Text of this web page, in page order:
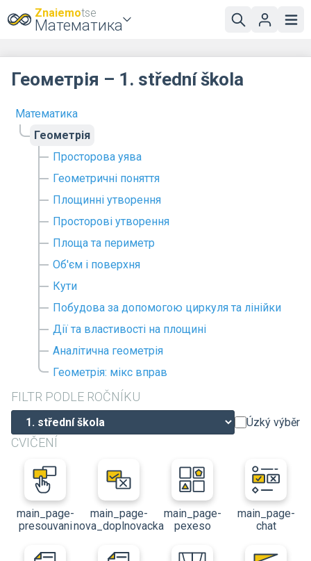
Znaiemotse
Математика
Математика
Геометрія
Просторова уява
Геометричні поняття
Площинні утворення
Просторові утворення
Площа та периметр
Об'єм і поверхня
Кути
Побудова за допомогою циркуля та лінійки
Дії та властивості на площині
Аналітична геометрія
Геометрія: мікс вправ
FILTR PODLE ROČNÍKU
Úzký výběr
CVIČENÍ
main_page-
presouvani
main_page-
nova_doplnovacka
main_page-
pexeso
main_page-
chat
Геометрія – 1. střední škola